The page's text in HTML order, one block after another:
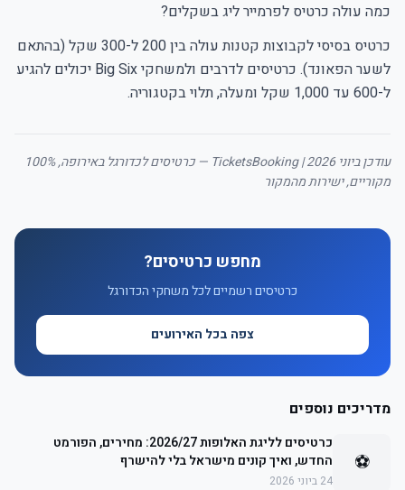
כמה עולה כרטיס לפרמייר ליג בשקלים?
כרטיס בסיסי לקבוצות קטנות עולה בין 200 ל-300 שקל (בהתאם
לשער הפאונד). כרטיסים לדרבים ולמשחקי Big Six יכולים להגיע
ל-600 עד 1,000 שקל ומעלה, תלוי בקטגוריה.
עודכן ביוני 2026 | TicketsBooking — כרטיסים לכדורגל באירופה, 100%
מקוריים, ישירות מהמקור
מחפש כרטיסים?
כרטיסים רשמיים לכל משחקי הכדורגל
צפה בכל האירועים
מדריכים נוספים
⚽
כרטיסים לליגת האלופות 2026/27: מחירים, הפורמט
החדש, ואיך קונים מישראל בלי להישרף
24 ביוני 2026